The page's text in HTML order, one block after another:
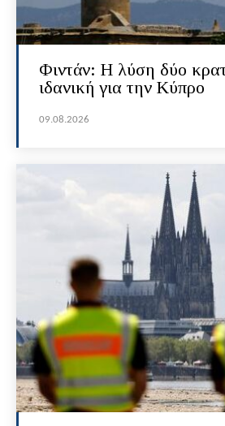
Φιντάν: Η λύση δύο
ιδανική για την Κύπρο
09.08.2026